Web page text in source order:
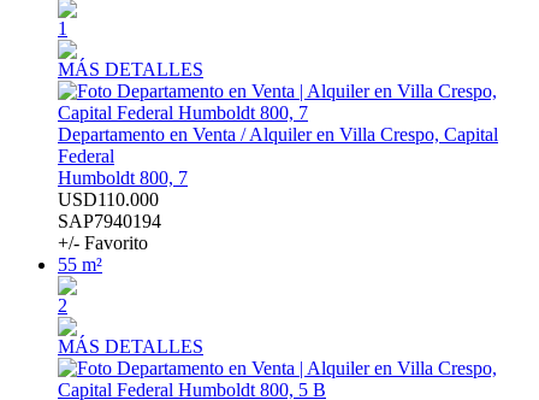
1
MÁS DETALLES
Departamento en Venta / Alquiler en Villa Crespo, Capital
Federal
Humboldt 800, 7
USD110.000
SAP7940194
+/- Favorito
55 m²
2
MÁS DETALLES